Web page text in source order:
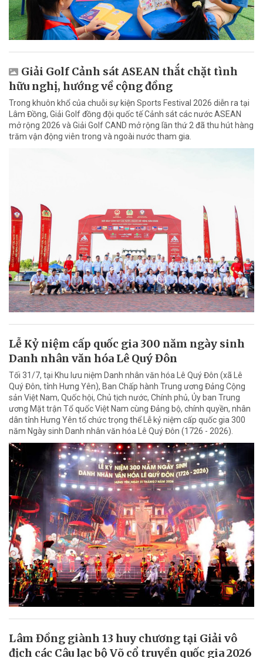
Giải Golf Cảnh sát ASEAN thắt chặt tình
hữu nghị, hướng về cộng đồng
Trong khuôn khổ của chuỗi sự kiện Sports Festival 2026 diễn ra tại
Lâm Đồng, Giải Golf đồng đội quốc tế Cảnh sát các nước ASEAN
mở rộng 2026 và Giải Golf CAND mở rộng lần thứ 2 đã thu hút hàng
trăm vận động viên trong và ngoài nước tham gia.
Lễ Kỷ niệm cấp quốc gia 300 năm ngày sinh
Danh nhân văn hóa Lê Quý Đôn
Tối 31/7, tại Khu lưu niệm Danh nhân văn hóa Lê Quý Đôn (xã Lê
Quý Đôn, tỉnh Hưng Yên), Ban Chấp hành Trung ương Đảng Cộng
sản Việt Nam, Quốc hội, Chủ tịch nước, Chính phủ, Ủy ban Trung
ương Mặt trận Tổ quốc Việt Nam cùng Đảng bộ, chính quyền, nhân
dân tỉnh Hưng Yên tổ chức trọng thể Lễ kỷ niệm cấp quốc gia 300
năm Ngày sinh Danh nhân văn hóa Lê Quý Đôn (1726 - 2026).
Lâm Đồng giành 13 huy chương tại Giải vô
địch các Câu lạc bộ Võ cổ truyền quốc gia 2026